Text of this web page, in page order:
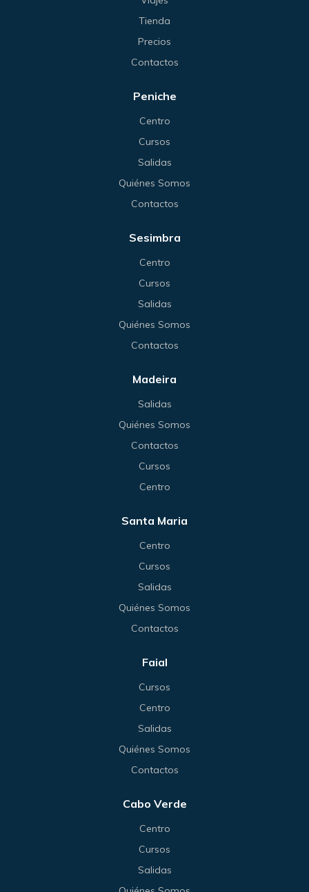
Tienda
Precios
Contactos
Peniche
Centro
Cursos
Salidas
Quiénes Somos
Contactos
Sesimbra
Centro
Cursos
Salidas
Quiénes Somos
Contactos
Madeira
Salidas
Quiénes Somos
Contactos
Cursos
Centro
Santa Maria
Centro
Cursos
Salidas
Quiénes Somos
Contactos
Faial
Cursos
Centro
Salidas
Quiénes Somos
Contactos
Cabo Verde
Centro
Cursos
Salidas